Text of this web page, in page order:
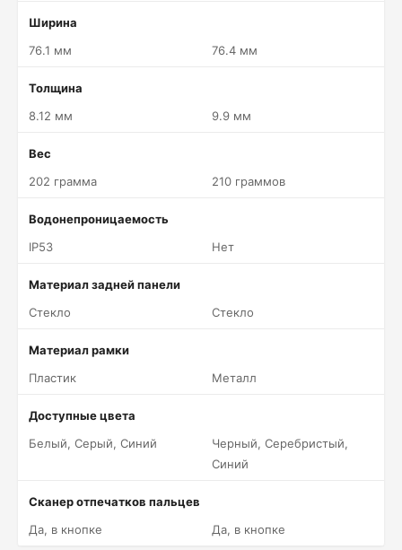
Ширина
76.1 мм
76.4 мм
Толщина
8.12 мм
9.9 мм
Вес
202 грамма
210 граммов
Водонепроницаемость
IP53
Нет
Материал задней панели
Стекло
Стекло
Материал рамки
Пластик
Металл
Доступные цвета
Белый, Серый, Синий
Черный, Серебристый,
Синий
Сканер отпечатков пальцев
Да, в кнопке
Да, в кнопке